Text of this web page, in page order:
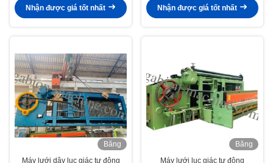
Nhận được giá tốt nhất
Nhận được giá tốt nhất
Băng
hình
Máy lưới dây lục giác tự động
Băng
Máy lưới lục giác tự động